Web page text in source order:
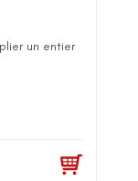
un entier